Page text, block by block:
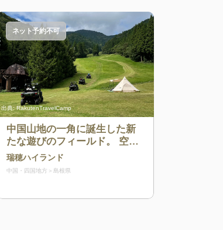
出典:RakutenTravelCamp
ネット予約不可
中国山地の一角に誕生した新
たな遊びのフィールド。 空に
近く、緑に囲まれたこの場所
で体感するのは、唯一無二の
瑞穂ハイランド
中国・四国地方 島根県